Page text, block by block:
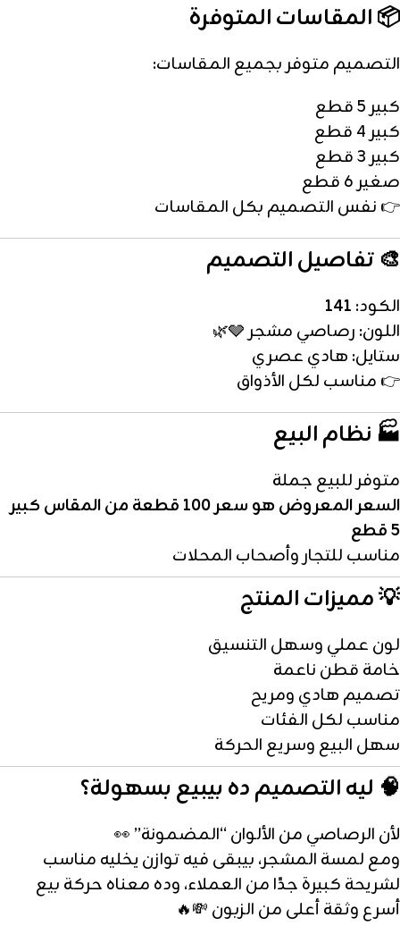
📦 المقاسات المتوفرة
التصميم متوفر بجميع المقاسات:
كبير 5 قطع
كبير 4 قطع
كبير 3 قطع
صغير 6 قطع
👉 نفس التصميم بكل المقاسات
🎨 تفاصيل التصميم
الكود: 141
اللون: رصاصي مشجر 🩶🌿
ستايل: هادي عصري
👉 مناسب لكل الأذواق
🏭 نظام البيع
متوفر للبيع جملة
السعر المعروض هو سعر 100 قطعة من المقاس كبير
5 قطع
مناسب للتجار وأصحاب المحلات
💡 مميزات المنتج
لون عملي وسهل التنسيق
خامة قطن ناعمة
تصميم هادي ومريح
مناسب لكل الفئات
سهل البيع وسريع الحركة
🧠 ليه التصميم ده بيبيع بسهولة؟
لأن الرصاصي من الألوان “المضمونة” 👀
ومع لمسة المشجر، بيبقى فيه توازن يخليه مناسب
لشريحة كبيرة جدًا من العملاء، وده معناه حركة بيع
أسرع وثقة أعلى من الزبون 💸🔥